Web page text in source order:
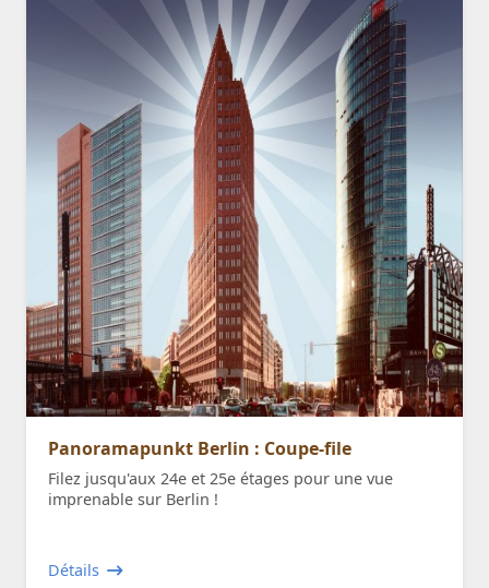
Panoramapunkt Berlin : Coupe-file
Filez jusqu'aux 24e et 25e étages pour une vue
imprenable sur Berlin !
Détails